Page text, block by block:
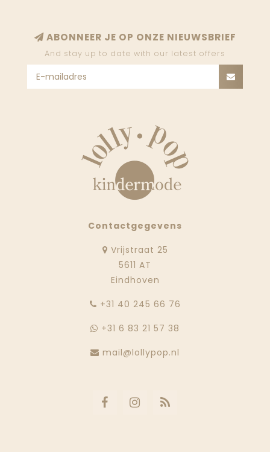
ABONNEER JE OP ONZE NIEUWSBRIEF
And stay up to date with our latest offers
Contactgegevens
Vrijstraat 25
5611 AT
Eindhoven
‭+31 40 245 66 76
+31 6 83 21 57 38
mail@lollypop.nl